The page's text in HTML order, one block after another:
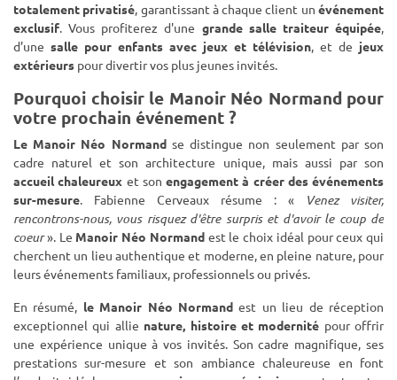
totalement privatisé, garantissant à chaque client unévénement
exclusif. Vous profiterez d'une grande salle traiteur équipée,
d’une salle pour enfants avec jeux et télévision, et de jeux
extérieurs pour divertir vos plus jeunes invités.
Pourquoi choisir le Manoir Néo Normand pour
votre prochain événement ?
Le Manoir Néo Normandse distingue non seulement par son
cadre naturel et son architecture unique, mais aussi par son
accueil chaleureux et son engagement à créer des événements
sur-mesure. Fabienne Cerveaux résume : «
Venez visiter,
rencontrons-nous, vous risquez d'être surpris et d'avoir le coup de
coeur». Le Manoir Néo Normandest le choix idéal pour ceux qui
cherchent un lieu authentique et moderne, en pleine nature, pour
leurs événements familiaux, professionnels ou privés.
En résumé, le Manoir Néo Normand est un lieu de réception
exceptionnel qui allie nature, histoire et modernité pour offrir
une expérience unique à vos invités. Son cadre magnifique, ses
prestations sur-mesure et son ambiance chaleureuse en font